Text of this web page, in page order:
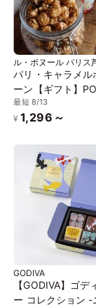
ル・ボヌール パリス
パリ・キャラメル
ーン【ギフト】
最短 8/13
¥ 1,296～
GODIVA
【GODIVA】ゴデ
ー コレクション -